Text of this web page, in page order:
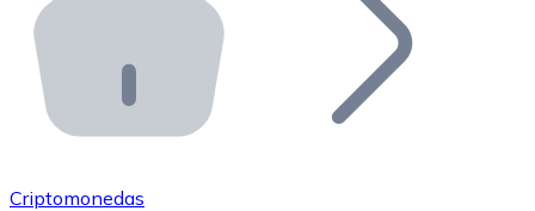
Integra un ATM Bitnovo en tu negocio y permite que
Bitnovo API
Integra nuestra API en tu ecosistema.
Únete a nuestra red de distribuidores.
Criptomonedas